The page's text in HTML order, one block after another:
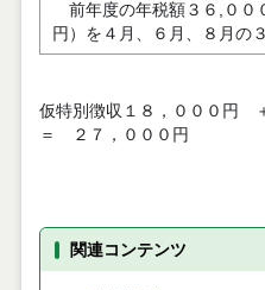
前年度の年税額３６,００
円）を４月、６月、８月の
仮特別徴収１８，０００円
＝ ２７，０００円
関連コンテンツ